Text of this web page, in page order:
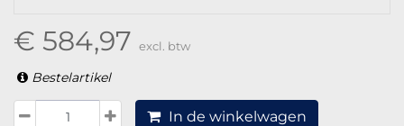
€ 584,97 excl. btw
Bestelartikel
In de winkelwagen